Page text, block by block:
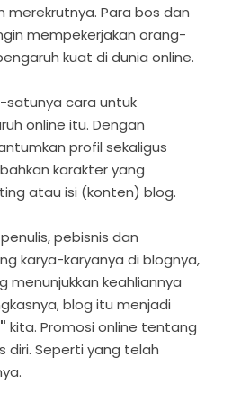
merekrutnya. Para bos dan
mempekerjakan orang-
kuat di dunia online.
satunya cara untuk
online itu. Dengan
profil sekaligus
karakter yang
atau isi (konten) blog.
pebisnis dan
karya-karyanya di blognya,
menunjukkan keahliannya
blog itu menjadi
kita. Promosi online tentang
diri. Seperti yang telah